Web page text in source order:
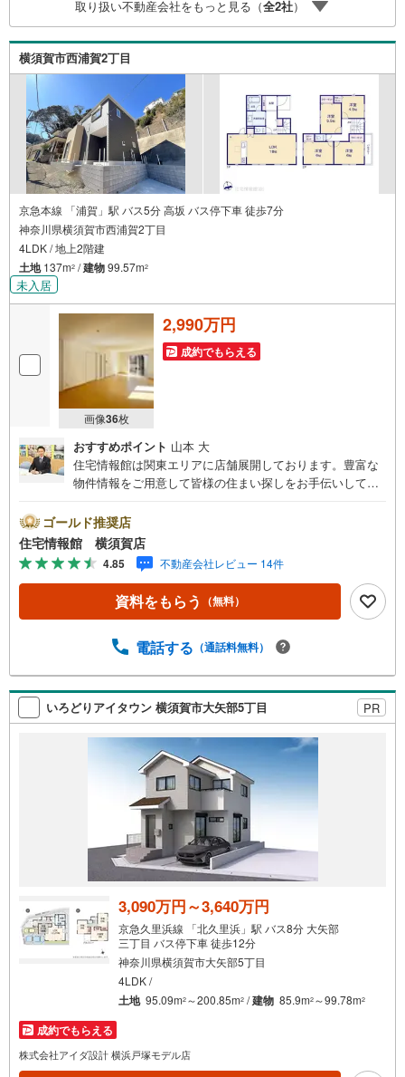
物件のご紹介だけではなく、お住まいの疑問、不安、お家
の事ならなんでもご相談いただけます。お客様の要望をお
伺いしながら誠心誠意、全力でサポートさせて頂きます。
お客様一人一人に合わせたライフプランのご提案をさせて
いただきます。お気軽にご相談ください。
取り扱い不動産会社をもっと見る（全2社）
横須賀市西浦賀2丁目
京急本線 「浦賀」駅 バス5分 高坂 バス停下車 徒歩7分
神奈川県横須賀市西浦賀2丁目
4LDK / 地上2階建
土地137m2 /建物99.57m2
未入居
画像36枚
2,990万円
成約でもらえる
おすすめポイント 山本 大
住宅情報館は関東エリアに店舗展開しております。豊富な
物件情報をご用意して皆様の住まい探しをお手伝いしてお
さい。【営業時間 10:00～19:00 火曜・水曜（祝日の場
合は営業いたします）】「資料請求」「内覧」のお問い合
わせは上記時間内ですとスムーズにご対応が可能です。ス
タッフ一同お客様のお問合せをお待ちしております。【住
宅ローン相談会】開催中無理のない住宅ローンの試算やご
購入の際にかかる諸費用の概算も行っております。しっか
気軽にご相談ください。お客様第一主義をモット-にお引越
実に努めさせて頂きます。住宅情報館にお越し頂けたら、
物件のご紹介だけではなく、お住まいの疑問、不安、お家
の事ならなんでもご相談いただけます。お客様の要望をお
伺いしながら誠心誠意、全力でサポートさせて頂きます。
お客様一人一人に合わせたライフプランのご提案をさせて
いただきます。お気軽にご相談ください。
ゴールド推奨店
住宅情報館 横須賀店
4.85 不動産会社レビュー 14件
資料をもらう （無料）
電話する （通話料無料）
いろどりアイタウン 横須賀市大矢部5丁目 PR
3,090万円～3,640万円
京急久里浜線 「北久里浜」駅 バス8分 大矢部
三丁目 バス停下車 徒歩12分
神奈川県横須賀市大矢部5丁目
4LDK /
土地 95.09m2 ～200.85m2 /建物 85.9m2 ～99.78m2
成約でもらえる
株式会社アイダ設計 横浜戸塚モデル店